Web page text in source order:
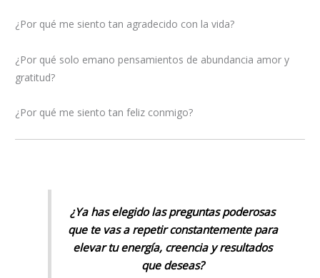
¿Por qué me siento tan agradecido con la vida?
¿Por qué solo emano pensamientos de abundancia amor y
gratitud?
¿Por qué me siento tan feliz conmigo?
¿Ya has elegido las preguntas poderosas
que te vas a repetir constantemente para
elevar tu energía, creencia y resultados
que deseas?